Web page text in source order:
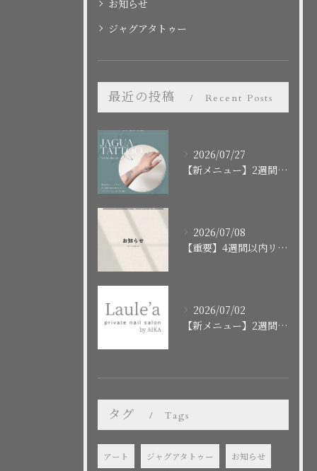
お知らせ
ジャグアタトゥー
最近の投稿 Recent Posts
2026/07/27
【新メニュー】2週間で消えるボディアート「ジャグアタトゥー」スタート！施術の流れや注意点まとめ
2026/07/08
【重要】4週間以内リピートクーポンの終了に関するお知らせ
2026/07/02
【新メニュー】2週間で消えるお洒落タトゥー「ジャグアタトゥー」はじめました！
タグ Tags
アート ジャグアタトゥー お知らせ